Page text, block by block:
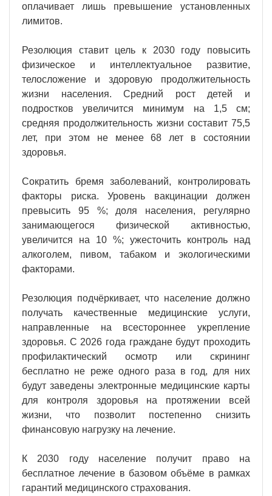
оплачивает лишь превышение установленных
лимитов.
Резолюция ставит цель к 2030 году повысить
физическое и интеллектуальное развитие,
телосложение и здоровую продолжительность
жизни населения. Средний рост детей и
подростков увеличится минимум на 1,5 см;
средняя продолжительность жизни составит 75,5
лет, при этом не менее 68 лет в состоянии
здоровья.
Сократить бремя заболеваний, контролировать
факторы риска. Уровень вакцинации должен
превысить 95 %; доля населения, регулярно
занимающегося физической активностью,
увеличится на 10 %; ужесточить контроль над
алкоголем, пивом, табаком и экологическими
факторами.
Резолюция подчёркивает, что население должно
получать качественные медицинские услуги,
направленные на всестороннее укрепление
здоровья. С 2026 года граждане будут проходить
профилактический осмотр или скрининг
бесплатно не реже одного раза в год, для них
будут заведены электронные медицинские карты
для контроля здоровья на протяжении всей
жизни, что позволит постепенно снизить
финансовую нагрузку на лечение.
К 2030 году население получит право на
бесплатное лечение в базовом объёме в рамках
гарантий медицинского страхования.